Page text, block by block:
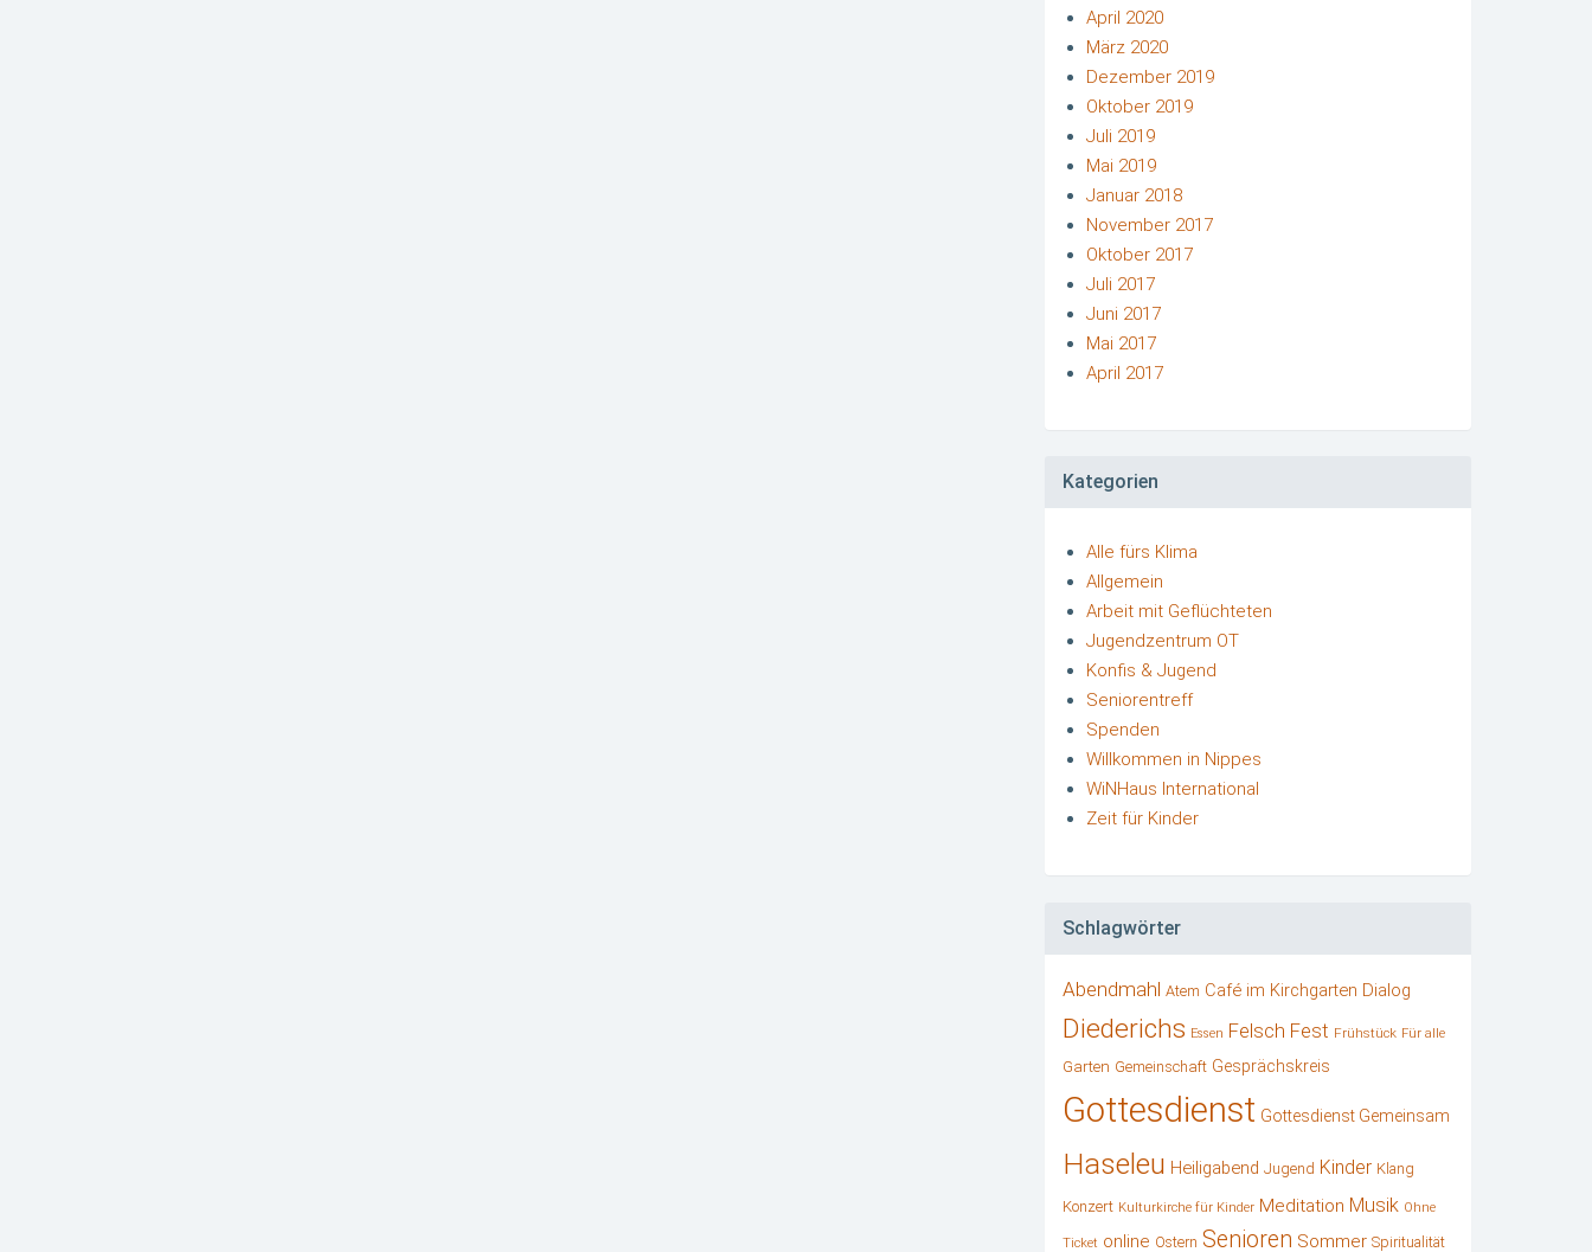
April 2020
März 2020
Dezember 2019
Oktober 2019
Juli 2019
Mai 2019
Januar 2018
November 2017
Oktober 2017
Juli 2017
Juni 2017
Mai 2017
April 2017
Kategorien
Alle fürs Klima
Allgemein
Arbeit mit Geflüchteten
Jugendzentrum OT
Konfis & Jugend
Seniorentreff
Spenden
Willkommen in Nippes
WiNHaus International
Zeit für Kinder
Schlagwörter
Abendmahl Atem Café im Kirchgarten Dialog
Diederichs Essen Felsch Fest Frühstück Für alle
Garten Gemeinschaft Gesprächskreis
Gottesdienst Gottesdienst Gemeinsam
Haseleu Heiligabend Jugend Kinder Klang
Konzert Kulturkirche für Kinder Meditation Musik Ohne
Ticket online Ostern Senioren Sommer Spiritualität